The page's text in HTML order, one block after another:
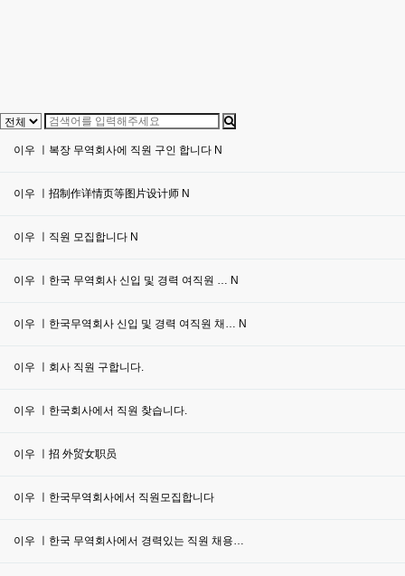
이우 ㅣ복장 무역회사에 직원 구인 합니다 N
이우 ㅣ招制作详情页等图片设计师 N
이우 ㅣ직원 모집합니다 N
이우 ㅣ한국 무역회사 신입 및 경력 여직원 … N
이우 ㅣ한국무역회사 신입 및 경력 여직원 채… N
이우 ㅣ회사 직원 구합니다.
이우 ㅣ한국회사에서 직원 찾습니다.
이우 ㅣ招 外贸女职员
이우 ㅣ한국무역회사에서 직원모집합니다
이우 ㅣ한국 무역회사에서 경력있는 직원 채용…